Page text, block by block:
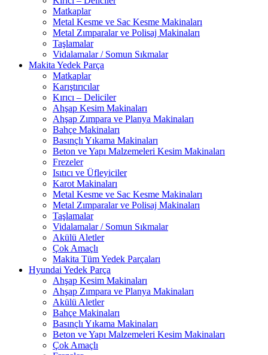
Matkaplar
Metal Kesme ve Sac Kesme Makinaları
Metal Zımparalar ve Polisaj Makinaları
Taşlamalar
Vidalamalar / Somun Sıkmalar
Makita Yedek Parça
Matkaplar
Karıştırıcılar
Kırıcı – Deliciler
Ahşap Kesim Makinaları
Ahşap Zımpara ve Planya Makinaları
Bahçe Makinaları
Basınçlı Yıkama Makinaları
Beton ve Yapı Malzemeleri Kesim Makinaları
Frezeler
Isıtıcı ve Üfleyiciler
Karot Makinaları
Metal Kesme ve Sac Kesme Makinaları
Metal Zımparalar ve Polisaj Makinaları
Taşlamalar
Vidalamalar / Somun Sıkmalar
Akülü Aletler
Çok Amaçlı
Makita Tüm Yedek Parçaları
Hyundai Yedek Parça
Ahşap Kesim Makinaları
Ahşap Zımpara ve Planya Makinaları
Akülü Aletler
Bahçe Makinaları
Basınçlı Yıkama Makinaları
Beton ve Yapı Malzemeleri Kesim Makinaları
Çok Amaçlı